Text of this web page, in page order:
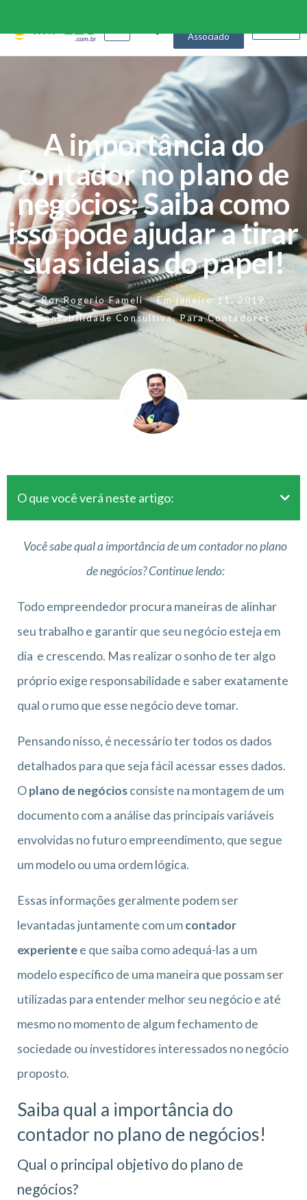
Associado
A importância do
contador no plano de
negócios: Saiba como
isso pode ajudar a tirar
suas ideias do papel!
PorRogerio Fameli Em janeiro 11, 2019
Contabilidade Consultiva,Para Contadores
O que você verá neste artigo:
Você sabe qual a importância de um contador no plano
de negócios? Continue lendo:
Todo empreendedor procura maneiras de alinhar
seu trabalho e garantir que seu negócio esteja em
dia e crescendo. Mas realizar o sonho de ter algo
próprio exige responsabilidade e saber exatamente
qual o rumo que esse negócio deve tomar.
Pensando nisso, é necessário ter todos os dados
detalhados para que seja fácil acessar esses dados.
Oplano de negóciosconsiste na montagem de um
documento com a análise das principais variáveis
envolvidas no futuro empreendimento, que segue
um modelo ou uma ordem lógica.
Essas informações geralmente podem ser
levantadas juntamente com umcontador
experientee que saiba como adequá-las a um
modelo específico de uma maneira que possam ser
utilizadas para entender melhor seu negócio e até
mesmo no momento de algum fechamento de
sociedade ou investidores interessados no negócio
proposto.
Saiba qual a importância do
contador no plano de negócios!
Qual o principal objetivo do plano de
negócios?